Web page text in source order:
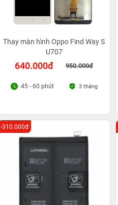
Thay màn hình Oppo Find Way S
U707
640.000đ 950.000đ
45 - 60 phút 3 tháng
-310.000đ